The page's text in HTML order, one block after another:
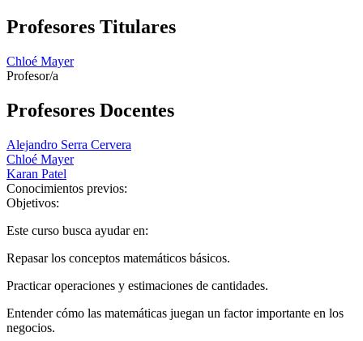
Profesores Titulares
Chloé Mayer
Profesor/a
Profesores Docentes
Alejandro Serra Cervera
Chloé Mayer
Karan Patel
Conocimientos previos:
Objetivos:
Este curso busca ayudar en:
Repasar los conceptos matemáticos básicos.
Practicar operaciones y estimaciones de cantidades.
Entender cómo las matemáticas juegan un factor importante en los
negocios.